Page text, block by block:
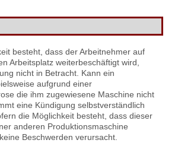
besteht, dass der Arbeitnehmer auf
Arbeitsplatz weiterbeschäftigt wird,
nicht in Betracht. Kann ein
aufgrund einer
die ihm zugewiesene Maschine nicht
eine Kündigung selbstverständlich
die Möglichkeit besteht, dass dieser
anderen Produktionsmaschine
Beschwerden verursacht.